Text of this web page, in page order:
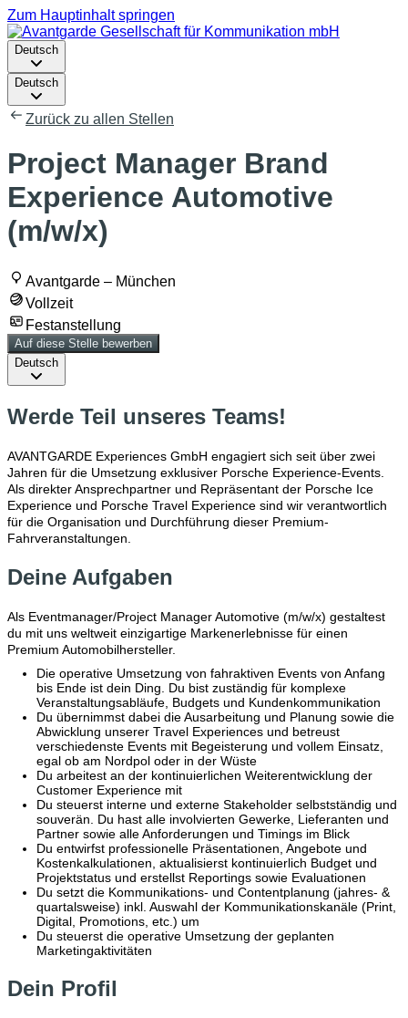
Zum Hauptinhalt springen
Deutsch
Deutsch
Zurück zu allen Stellen
Project Manager Brand
Experience Automotive
(m/w/x)
Avantgarde – München
Vollzeit
Festanstellung
Auf diese Stelle bewerben
Deutsch
Werde Teil unseres Teams!
AVANTGARDE Experiences GmbH engagiert sich seit über zwei
Jahren für die Umsetzung exklusiver Porsche Experience-Events.
Als direkter Ansprechpartner und Repräsentant der Porsche Ice
Experience und Porsche Travel Experience sind wir verantwortlich
für die Organisation und Durchführung dieser Premium-
Fahrveranstaltungen.
Deine Aufgaben
Als Eventmanager/Project Manager Automotive (m/w/x) gestaltest
du mit uns weltweit einzigartige Markenerlebnisse für einen
Premium Automobilhersteller.
Die operative Umsetzung von fahraktiven Events von Anfang
bis Ende ist dein Ding. Du bist zuständig für komplexe
Veranstaltungsabläufe, Budgets und Kundenkommunikation
Du übernimmst dabei die Ausarbeitung und Planung sowie die
Abwicklung unserer Travel Experiences und betreust
verschiedenste Events mit Begeisterung und vollem Einsatz,
egal ob am Nordpol oder in der Wüste
Du arbeitest an der kontinuierlichen Weiterentwicklung der
Customer Experience mit
Du steuerst interne und externe Stakeholder selbstständig und
souverän. Du hast alle involvierten Gewerke, Lieferanten und
Partner sowie alle Anforderungen und Timings im Blick
Du entwirfst professionelle Präsentationen, Angebote und
Kostenkalkulationen, aktualisierst kontinuierlich Budget und
Projektstatus und erstellst Reportings sowie Evaluationen
Du setzt die Kommunikations- und Contentplanung (jahres- &
quartalsweise) inkl. Auswahl der Kommunikationskanäle (Print,
Digital, Promotions, etc.) um
Du steuerst die operative Umsetzung der geplanten
Marketingaktivitäten
Dein Profil